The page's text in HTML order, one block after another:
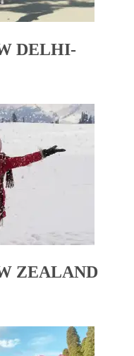
DELHI-
ZEALAND